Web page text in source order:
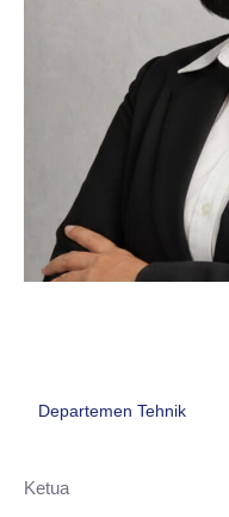
Departemen Tehnik
Ketua